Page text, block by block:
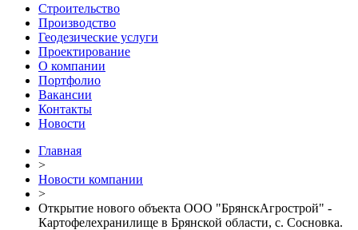
Строительство
Производство
Геодезические услуги
Проектирование
О компании
Портфолио
Вакансии
Контакты
Новости
Главная
>
Новости компании
>
Открытие нового объекта ООО "БрянскАгрострой" -
Картофелехранилище в Брянской области, с. Сосновка.